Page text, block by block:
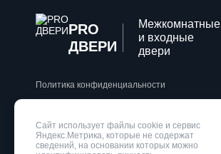
PRO
ДВЕРИ
Межкомнатные
и входные
двери
Политика конфиденциальности
Сайт использует файлы cookie и сервис
Яндекс.Метрика, которые не содержат
сведений, на основании которых можно